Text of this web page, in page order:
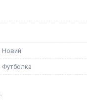
Новий
Футболка